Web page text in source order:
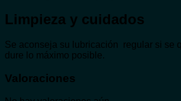
Limpieza y cuidados
Se aconseja su lubricación regular si se
dure lo máximo posible.
Valoraciones